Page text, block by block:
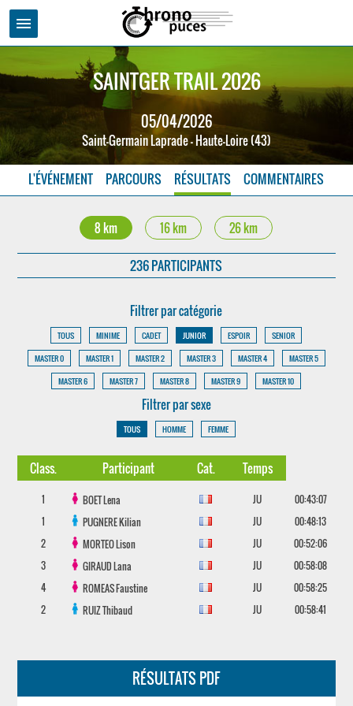
menu
SAINTGER TRAIL 2026
05/04/2026
Saint-Germain Laprade - Haute-Loire (43)
L'ÉVÉNEMENT PARCOURS RÉSULTATS COMMENTAIRES
8 km 16 km 26 km
236 PARTICIPANTS
Filtrer par catégorie
TOUS MINIME CADET JUNIOR ESPOIR
SENIOR
MASTER 0
MASTER 1 MASTER 2 MASTER 3 MASTER 4
MASTER 5
MASTER 6
MASTER 7 MASTER 8 MASTER 9 MASTER 10
Filtrer par sexe
TOUS HOMME FEMME
Class. Participant Cat. Temps
1 BOETLena JU
00:43:07
1
PUGNEREKilian JU
00:48:13
2
MORTEOLison JU
00:52:06
3
GIRAUDLana JU
00:58:08
4
ROMEASFaustine JU
00:58:25
2
RUIZThibaud JU 00:58:41
RÉSULTATS PDF